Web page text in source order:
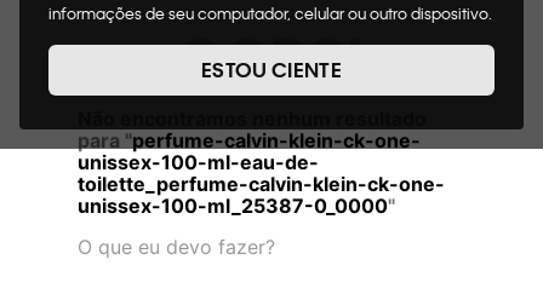
informações de seu computador, celular ou outro dispositivo.
de cookies, informaremos quais cookies usaremos e quais
suas funções. A forma como processamos os dados
nosso Aviso de Privacidade. Quando você visita nosso site,
consideraremos isso como sua solicitação específica para
fornecer a você toda a funcionalidade do site, incluindo,
entre outros, a capacidade de comprar um item em nossa
Cookies acesse o link.
ESTOU CIENTE
OOPS!
para "perfume-calvin-klein-ck-one-
unissex-100-ml-eau-de-
toilette_perfume-calvin-klein-ck-one-
unissex-100-ml_25387-0_0000"
O que eu devo fazer?